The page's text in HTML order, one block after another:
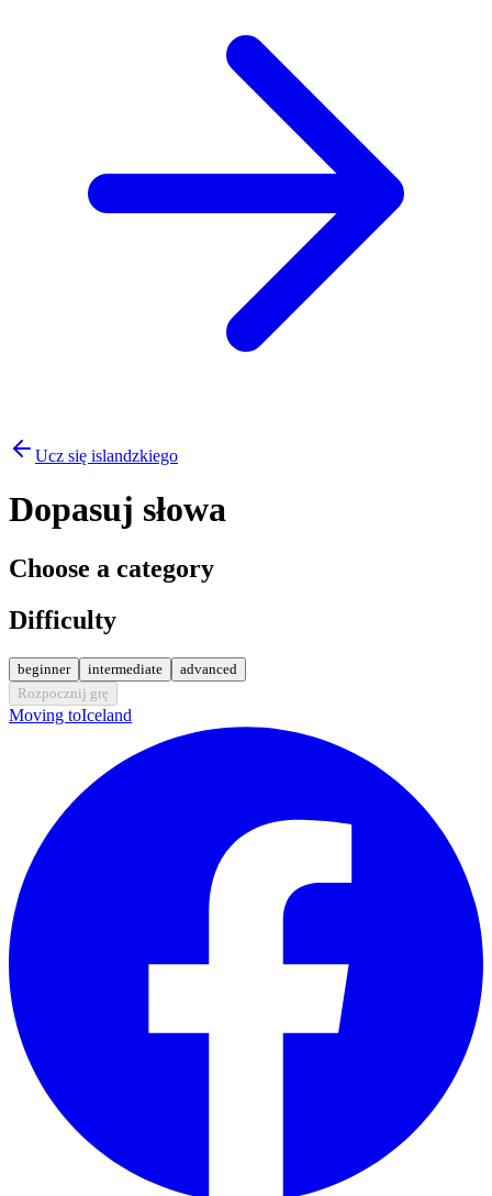
Ucz się islandzkiego
Dopasuj słowa
Choose a category
Difficulty
beginner intermediate
advanced
Rozpocznij grę
Moving toIceland